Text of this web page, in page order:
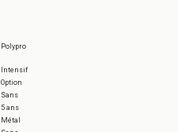
Polypro
Intensif
Option
Sans
5 ans
Métal